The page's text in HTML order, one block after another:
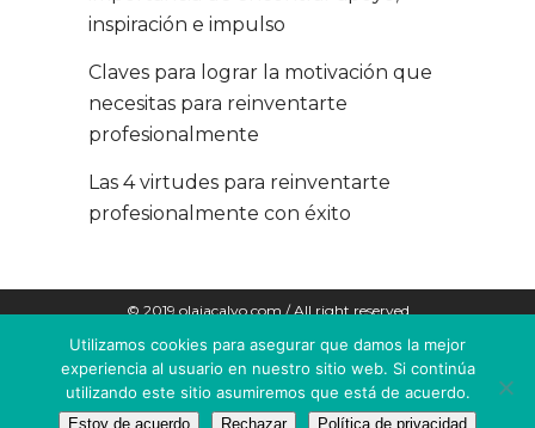
inspiración e impulso
Claves para lograr la motivación que
necesitas para reinventarte
profesionalmente
Las 4 virtudes para reinventarte
profesionalmente con éxito
© 2019 olaiacalvo.com / All right reserved
POLÍTICA DE COOKIES
AVISO LEGAL
Utilizamos cookies para asegurar que damos la mejor
experiencia al usuario en nuestro sitio web. Si continúa
utilizando este sitio asumiremos que está de acuerdo.
Estoy de acuerdo Rechazar Política de privacidad